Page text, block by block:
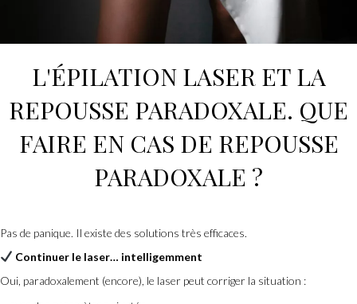
L'ÉPILATION LASERET LA
REPOUSSE PARADOXALE. QUE
FAIRE EN CAS DE REPOUSSE
PARADOXALE ?
Pas de panique. Il existe des solutions très efficaces.
Continuer le laser… intelligemment
Oui, paradoxalement (encore), le laser peut corriger la situation :